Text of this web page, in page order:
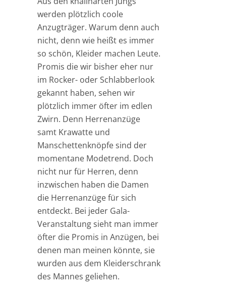
werden plötzlich coole
Anzugträger. Warum denn auch
nicht, denn wie heißt es immer
so schön, Kleider machen Leute.
Promis die wir bisher eher nur
im Rocker- oder Schlabberlook
gekannt haben, sehen wir
plötzlich immer öfter im edlen
Zwirn. Denn Herrenanzüge
samt Krawatte und
Manschettenknöpfe sind der
momentane Modetrend. Doch
nicht nur für Herren, denn
inzwischen haben die Damen
die Herrenanzüge für sich
entdeckt. Bei jeder Gala-
Veranstaltung sieht man immer
öfter die Promis in Anzügen, bei
denen man meinen könnte, sie
wurden aus dem Kleiderschrank
des Mannes geliehen.